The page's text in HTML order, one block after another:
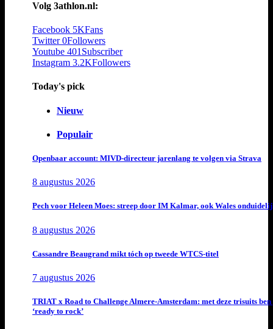
Volg 3athlon.nl:
Facebook 5KFans
Twitter 0Followers
Youtube 401 Subscriber
Instagram 3.2KFollowers
Today's pick
Nieuw
Populair
Openbaar account: MIVD-directeur jarenlang te volgen via Strava
8 augustus 2026
Pech voor Heleen Moes: streep door IM Kalmar, ook Wales
8 augustus 2026
Cassandre Beaugrand mikt tóch op tweede WTCS-titel
7 augustus 2026
TRIAT x Road to Challenge Almere-Amsterdam: met deze trisuits ben
‘ready to rock’